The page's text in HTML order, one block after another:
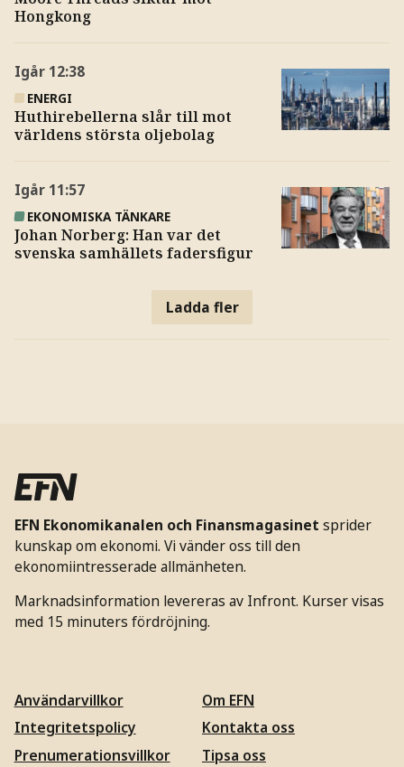
Hongkong
Igår 12:38
ENERGI
Huthirebellerna slår till mot
världens största oljebolag
Igår 11:57
EKONOMISKA TÄNKARE
Johan Norberg: Han var det
svenska samhällets fadersfigur
Ladda fler
EFN Ekonomikanalen och Finansmagasinet sprider
kunskap om ekonomi. Vi vänder oss till den
ekonomiintresserade allmänheten.
Marknadsinformation levereras av Infront. Kurser visas
med 15 minuters fördröjning.
Användarvillkor
Integritetspolicy
Prenumerationsvillkor
Om EFN
Kontakta oss
Tipsa oss